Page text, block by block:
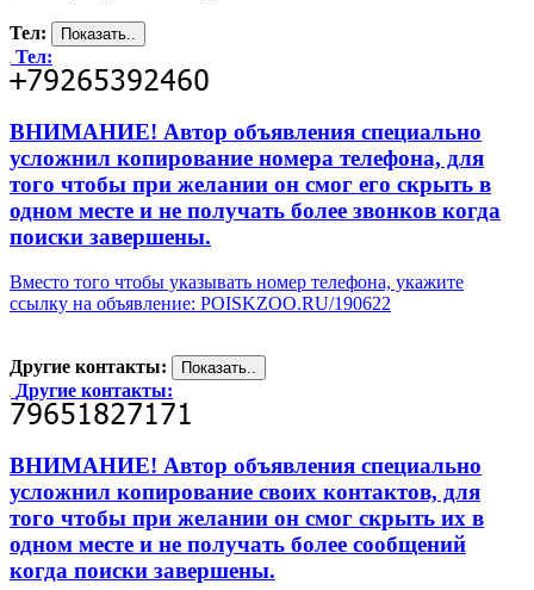
Тел:
Тел:
ВНИМАНИЕ! Автор объявления специально
усложнил копирование номера телефона, для
того чтобы при желании он смог его скрыть в
одном месте и не получать более звонков когда
поиски завершены.
Вместо того чтобы указывать номер телефона, укажите
ссылку на объявление: POISKZOO.RU/190622
Другие контакты:
Другие контакты:
ВНИМАНИЕ! Автор объявления специально
усложнил копирование своих контактов, для
того чтобы при желании он смог скрыть их в
одном месте и не получать более сообщений
когда поиски завершены.